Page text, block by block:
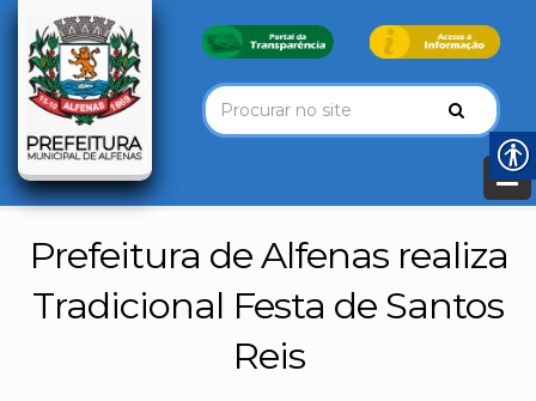
Prefeitura de Alfenas realiza
Tradicional Festa de Santos
Reis